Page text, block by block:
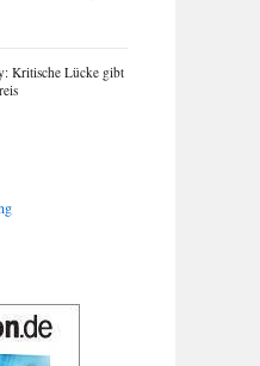
Kritische Lücke gibt